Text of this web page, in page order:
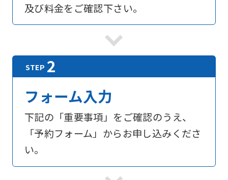
及び料金をご確認下さい。
フォーム入力
下記の「重要事項」をご確認のうえ、
「予約フォーム」からお申し込みくださ
い。